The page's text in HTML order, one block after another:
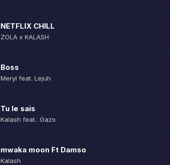
NETFLIX CHILL
ZOLA x KALASH
Boss
Meryl feat. Lejuh
Tu le sais
Kalash feat.. Gazo
mwaka moon Ft Damso
Kalash